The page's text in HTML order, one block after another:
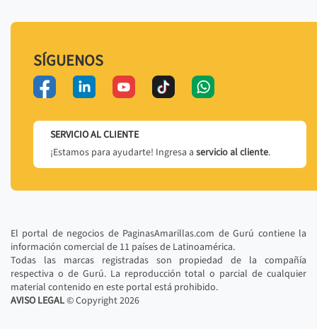
SÍGUENOS
SERVICIO AL CLIENTE
¡Estamos para ayudarte! Ingresa a servicio al cliente.
El portal de negocios de PaginasAmarillas.com de Gurú contiene la
información comercial de 11 países de Latinoamérica.
Todas las marcas registradas son propiedad de la compañía
respectiva o de Gurú. La reproducción total o parcial de cualquier
material contenido en este portal está prohibido.
AVISO LEGAL© Copyright2026